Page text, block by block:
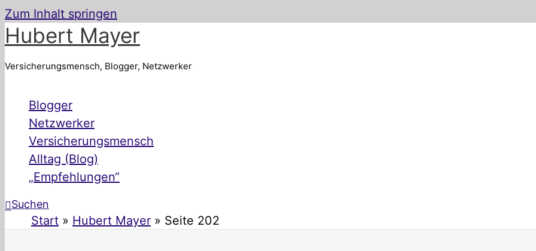
Zum Inhalt springen
Hubert Mayer
Versicherungsmensch, Blogger, Netzwerker
Blogger
Netzwerker
Versicherungsmensch
Alltag (Blog)
„Empfehlungen“
Suchen
Start Hubert Mayer Seite 202